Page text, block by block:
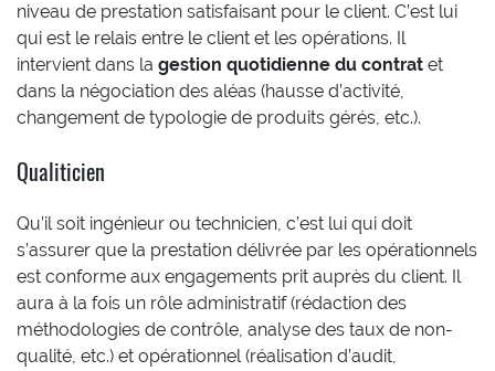
niveau de prestation satisfaisant pour le client. C’est lui
qui est le relais entre le client et les opérations. Il
intervient dans la gestion quotidienne du contrat et
dans la négociation des aléas (hausse d’activité,
changement de typologie de produits gérés, etc.).
Qualiticien
Qu’il soit ingénieur ou technicien, c’est lui qui doit
s’assurer que la prestation délivrée par les opérationnels
est conforme aux engagements prit auprès du client. Il
aura à la fois un rôle administratif (rédaction des
méthodologies de contrôle, analyse des taux de non-
qualité, etc.) et opérationnel (réalisation d’audit,